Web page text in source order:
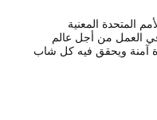
المتحدة المعنية
في العمل من أجل عالم
آمنة ويحقق فيه كل شاب